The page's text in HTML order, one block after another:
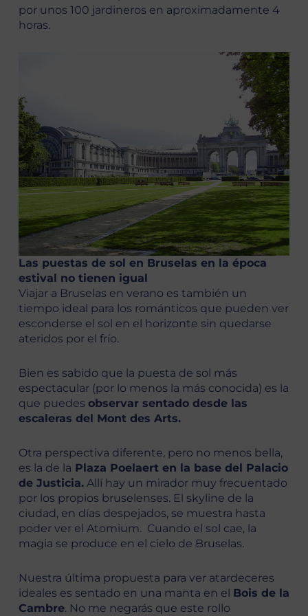
por unos 100 jardineros en aproximadamente 4
horas.
Las puestas de sol en Bruselas en la época
estival no tienen igual
Viajar a Bruselas en verano es también un
tiempo ideal para los románticos que pueden ver
esconderse el sol en el horizonte sin quedarse
ateridos por el frío.
Bien es sabido que la puesta de sol más
espectacular (por lo menos la más conocida) es la
que puedes observar sentado desde las
escaleras del Mont des Arts.
Otra perspectiva diferente, pero no menos bella,
es la de la Plaza Poelaert en la base del Palacio
de Justicia.Allí hay un mirador muy frecuentado
por los propios bruselenses. El skyline de la
ciudad, en días despejados, se muestra hasta
poder ver el Atomium. Cuando el sol cae, la
magia se produce en el cielo de Bruselas.
Nuestra última propuesta para ver atardeceres
ideales es sentado en una manta en el Bois de la
Cambre. No me negarás que este rollo